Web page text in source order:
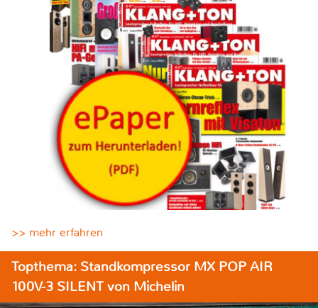
>> mehr erfahren
Topthema: Standkompressor MX POP AIR
100V-3 SILENT von Michelin